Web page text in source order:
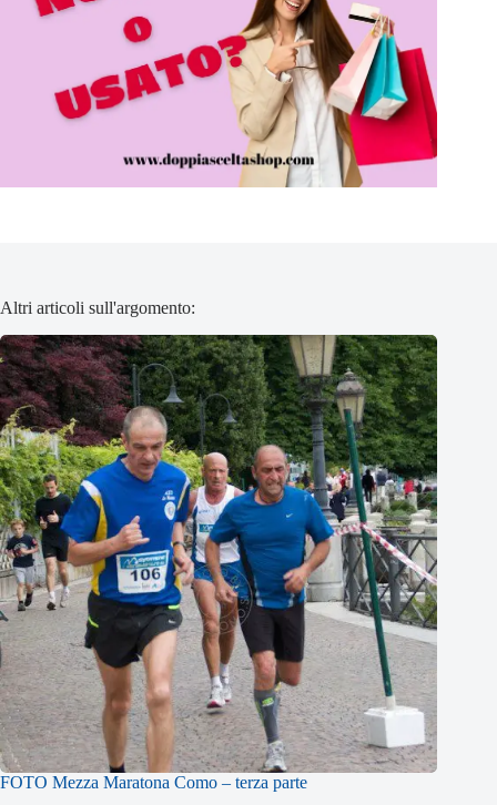
Altri articoli sull'argomento:
FOTO Mezza Maratona Como – terza parte